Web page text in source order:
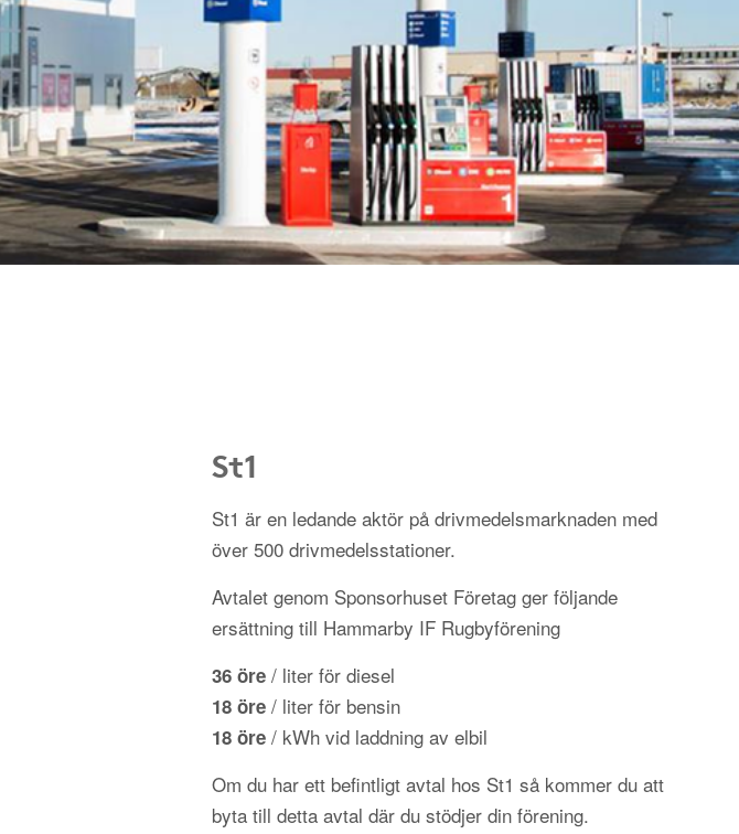
St1
St1 är en ledande aktör på drivmedelsmarknaden med
över 500 drivmedelsstationer.
Avtalet genom Sponsorhuset Företag ger följande
ersättning till Hammarby IF Rugbyförening
36 öre / liter för diesel
18 öre / liter för bensin
18 öre / kWh vid laddning av elbil
Om du har ett befintligt avtal hos St1 så kommer du att
byta till detta avtal där du stödjer din förening.